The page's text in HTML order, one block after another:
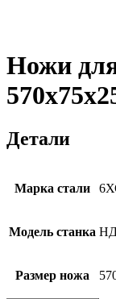
Ножи
Детали
Марка стали
Модель станка
Размер ножа